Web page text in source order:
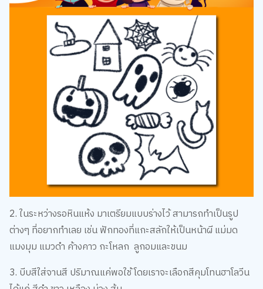
2. ในระหว่างรอหินแห้ง มาเตรียมแบบร่างไว้ สามารถทำเป็นรูป
ต่างๆ ที่อยากทำเลย เช่น ฟักทองที่แกะสลักให้เป็นหน้าผี แม่มด
แมงมุม แมวดำ ค้างคาว กะโหลก ลูกอมและขนม
3. บีบสีใส่จานสี ปริมาณแค่พอใช้ โดยเราจะเลือกสีคุมโทนฮาโลวีน
ได้แก่ สีดำ ขาว เหลือง ม่วง ส้ม